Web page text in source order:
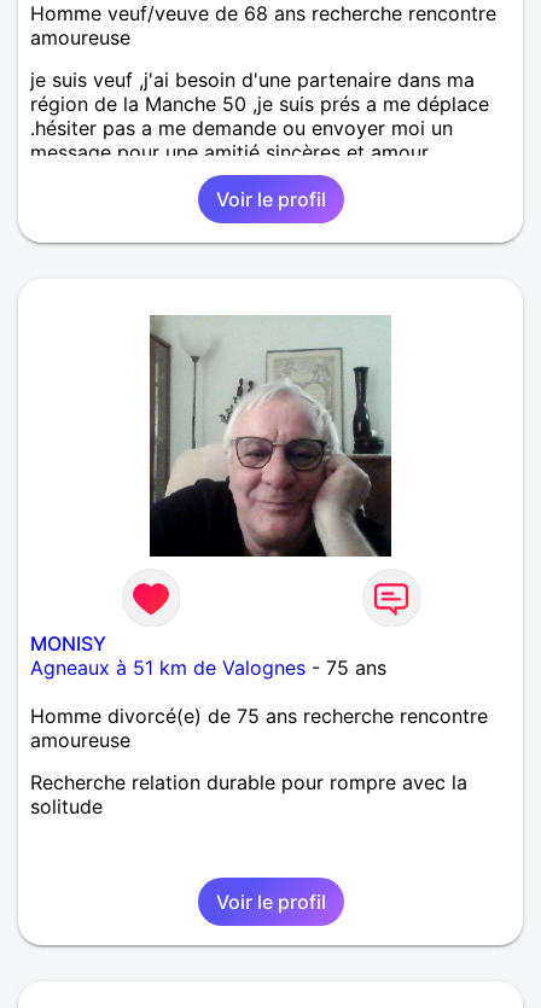
Homme veuf/veuve de 68 ans recherche rencontre
amoureuse
je suis veuf ,j'ai besoin d'une partenaire dans ma
région de la Manche 50 ,je suis prés a me déplace
.hésiter pas a me demande ou envoyer moi un
message pour une amitié sincères et amour .
Voir le profil
MONISY
Agneaux à 51 km de Valognes - 75 ans
Homme divorcé(e) de 75 ans recherche rencontre
amoureuse
Recherche relation durable pour rompre avec la
solitude
Voir le profil